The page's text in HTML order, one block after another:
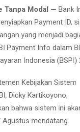
Tanpa Modal — Bank
Payment ID,
yang menjadi
Payment Info dalam
Indonesia (BSPI)
Kebijakan Sistem
Dicky Kartikoyono,
bahwa sistem ini
Agustus mendatang.